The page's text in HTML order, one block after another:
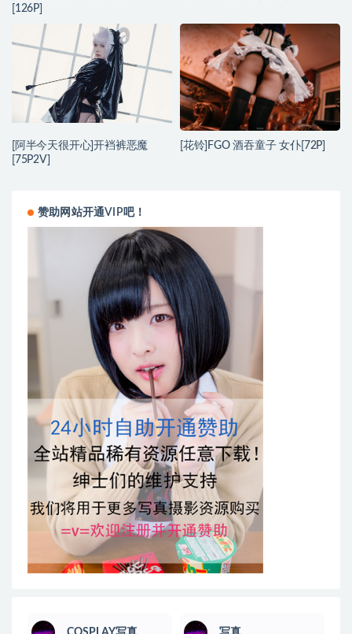
[126P]
[阿半今天很开心]开裆裤恶魔
[75P2V]
[花铃]FGO 酒吞童子 女仆[72P]
赞助网站开通VIP吧！